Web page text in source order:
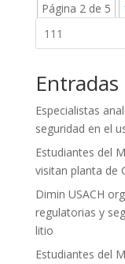
Página 2 de 5
Especialistas
seguridad en el
Estudiantes del
visitan planta de
Dimin USACH
regulatorias y
litio
Estudiantes del